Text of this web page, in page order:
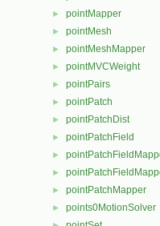
► pointMapper
► pointMesh
► pointMeshMapper
► pointMVCWeight
► pointPairs
► pointPatch
► pointPatchDist
► pointPatchField
►
►
► pointPatchMapper
► points0MotionSolver